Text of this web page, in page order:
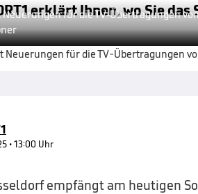
erklärt Ihnen, wo Sie
Neuerungen für die TV-Übertragungen
• 13:00 Uhr
empfängt am heutigen